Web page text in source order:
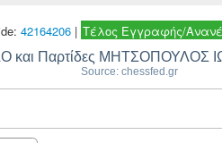
42164206 | Τέλος Εγγραφής/
και Παρτίδες ΜΗΤΣΟΠΟΥΛΟΣ
Source: chessfed.gr